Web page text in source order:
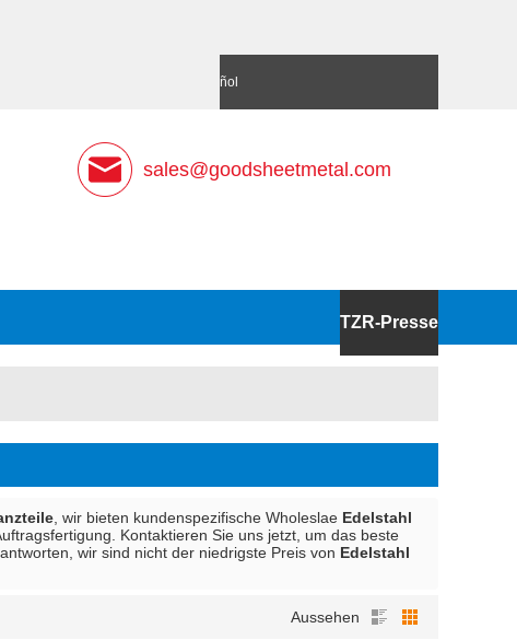
Español
sales@goodsheetmetal.com
TZR-Presse
, wir bieten kundenspezifische Wholeslae Edelstahl
Kontaktieren Sie uns jetzt, um das beste
wir sind nicht der niedrigste Preis von Edelstahl
Aussehen